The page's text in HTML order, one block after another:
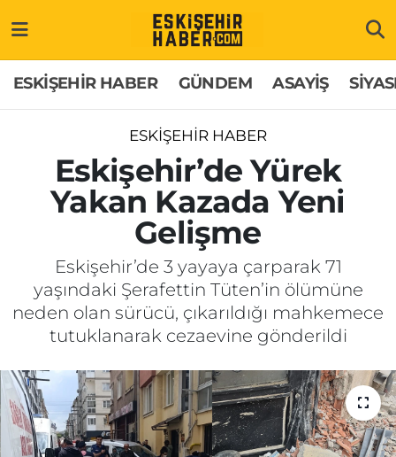
ESKİŞEHİR HABER GÜNDEM ASAYİŞ
ESKİŞEHİR HABER
Eskişehir’de Yürek
Yakan Kazada Yeni
Gelişme
Eskişehir’de 3 yayaya çarparak 71
yaşındaki Şerafettin Tüten’in ölümüne
neden olan sürücü, çıkarıldığı mahkemece
tutuklanarak cezaevine gönderildi
GÜNDEM
ASAYİŞ
SİYASET
SAĞLIK
EĞİTİM
SPOR
MAGAZİN
Hakkımızda
İletişim
Künye
Odunpazarı Trafik Yoğunluk Haritası
Süper Lig Puan Durumu ve Fikstür
Tüm Manşetler
Son Dakika Haberleri
Haber Arşivi